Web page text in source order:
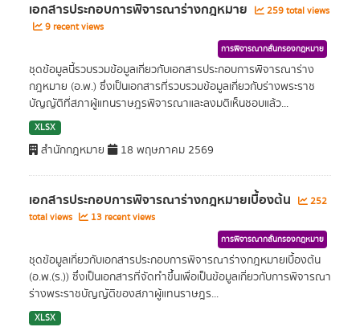
เอกสารประกอบการพิจารณาร่างกฎหมาย
259 total views
9 recent views
การพิจารณากลั่นกรองกฎหมาย
ชุดข้อมูลนี้รวบรวมข้อมูลเกี่ยวกับเอกสารประกอบการพิจารณาร่าง
กฎหมาย (อ.พ.) ซึ่งเป็นเอกสารที่รวบรวมข้อมูลเกี่ยวกับร่างพระราช
บัญญัติที่สภาผู้แทนราษฎรพิจารณาและลงมติเห็นชอบแล้ว...
XLSX
สำนักกฎหมาย 18 พฤษภาคม 2569
เอกสารประกอบการพิจารณาร่างกฎหมายเบื้องต้น
252
total views
13 recent views
การพิจารณากลั่นกรองกฎหมาย
ชุดข้อมูลเกี่ยวกับเอกสารประกอบการพิจารณาร่างกฎหมายเบื้องต้น
(อ.พ.(ร.)) ซึ่งเป็นเอกสารที่จัดทำขึ้นเพื่อเป็นข้อมูลเกี่ยวกับการพิจารณา
ร่างพระราชบัญญัติของสภาผู้แทนราษฎร...
XLSX